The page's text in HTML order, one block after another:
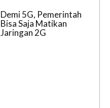
Demi 5G, Pemerintah
Bisa Saja Matikan
Jaringan 2G